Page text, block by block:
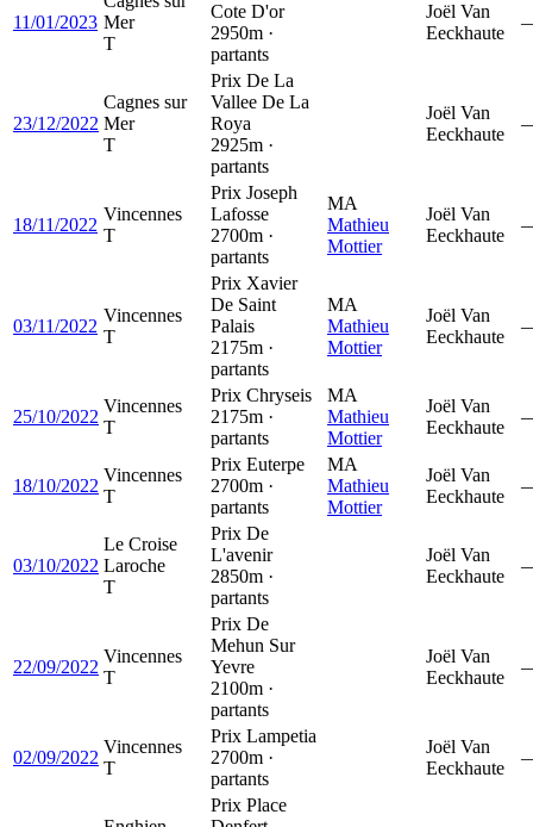
11/01/2023 Mer
T
Cote D'or
2950m ·
partants
Joël Van
Eeckhaute
23/12/2022
Cagnes sur
Mer
T
Prix De La
Vallee De La
Roya
2925m ·
partants
Joël Van
Eeckhaute
18/11/2022
Vincennes
T
Prix Joseph
Lafosse
2700m ·
partants
MA
Mathieu
Mottier
Joël Van
Eeckhaute
03/11/2022
Vincennes
T
Prix Xavier
De Saint
Palais
2175m ·
partants
MA
Mathieu
Mottier
Joël Van
Eeckhaute
25/10/2022
Vincennes
T
Prix Chryseis
2175m ·
partants
MA
Mathieu
Mottier
Joël Van
Eeckhaute
18/10/2022
Vincennes
T
Prix Euterpe
2700m ·
partants
MA
Mathieu
Mottier
Joël Van
Eeckhaute
03/10/2022
Le Croise
Laroche
T
Prix De
L'avenir
2850m ·
partants
Joël Van
Eeckhaute
22/09/2022
Vincennes
T
Prix De
Mehun Sur
Yevre
2100m ·
partants
Joël Van
Eeckhaute
02/09/2022
Vincennes
T
Prix Lampetia
2700m ·
partants
Joël Van
Eeckhaute
Prix Place